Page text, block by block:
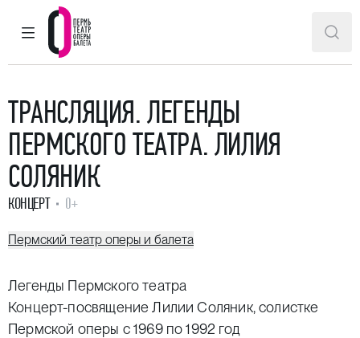
ГЛАВНОЕ МЕНЮ
Пермский театр оперы и балета
ТРАНСЛЯЦИЯ. ЛЕГЕНДЫ
ПЕРМСКОГО ТЕАТРА. ЛИЛИЯ
СОЛЯНИК
КОНЦЕРТ 0+
Пермский театр оперы и балета
Легенды Пермского театра
Концерт-посвящение Лилии Соляник, солистке
Пермской оперы с 1969 по 1992 год